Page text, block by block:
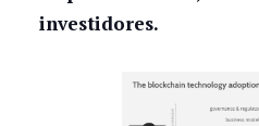
investidores.